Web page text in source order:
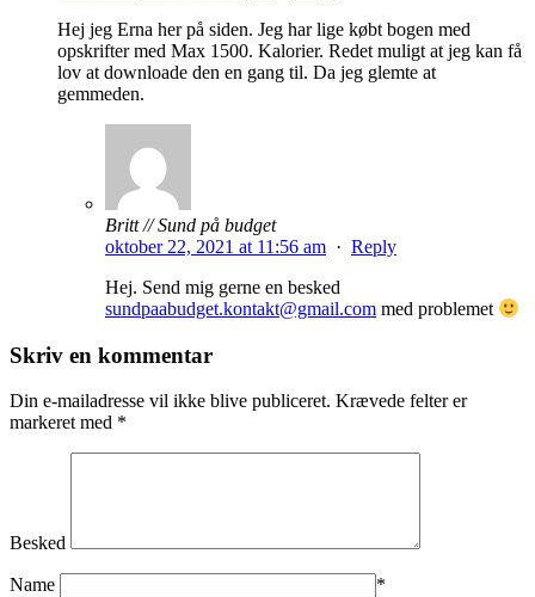
Hej jeg Erna her på siden. Jeg har lige købt bogen med
opskrifter med Max 1500. Kalorier. Redet muligt at jeg kan få
lov at downloade den en gang til. Da jeg glemte at
gemmeden.
Britt // Sund på budget
oktober 22, 2021 at 11:56 am · Reply
Hej. Send mig gerne en besked
sundpaabudget.kontakt@gmail.com med problemet
Skriv en kommentar
Din e-mailadresse vil ikke blive publiceret. Krævede felter er
markeret med *
Besked
Name *